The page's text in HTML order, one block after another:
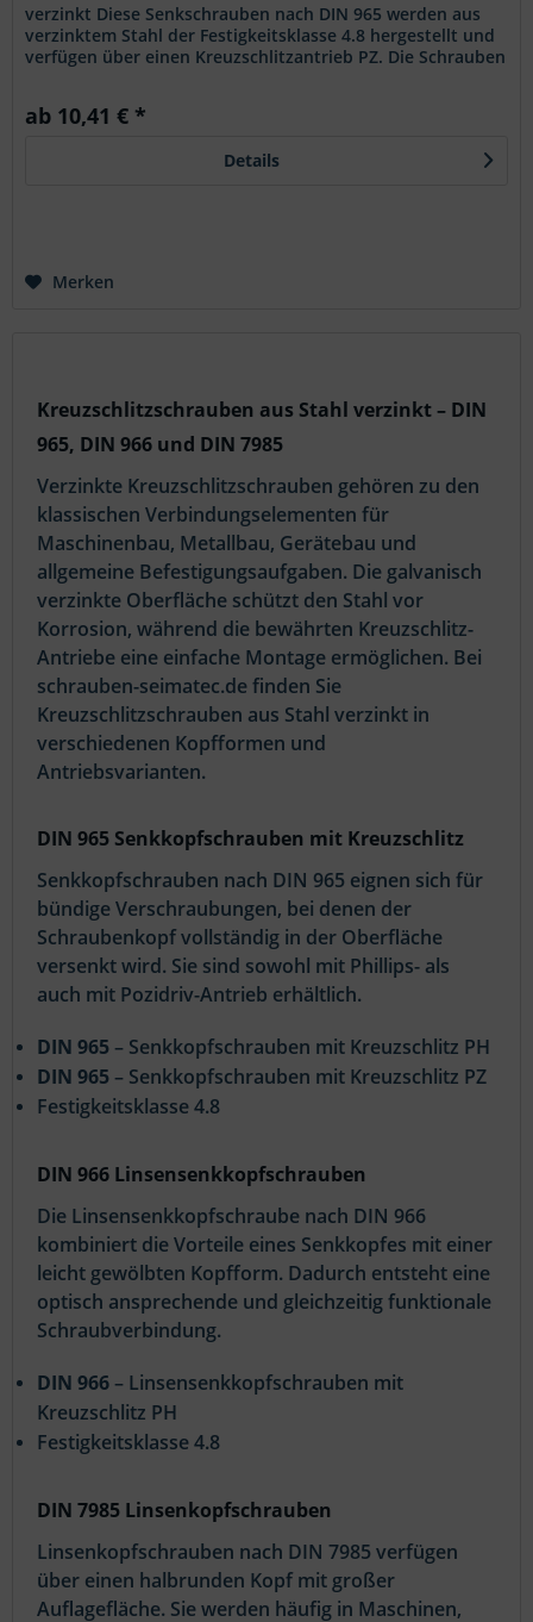
verzinkt Diese Senkschrauben nach DIN 965 werden aus
verzinktem Stahl der Festigkeitsklasse 4.8 hergestellt und
verfügen über einen Kreuzschlitzantrieb PZ. Die Schrauben
ab 10,41 € *
Details
Merken
Kreuzschlitzschrauben aus Stahl verzinkt – DIN
965, DIN 966 und DIN 7985
Verzinkte Kreuzschlitzschrauben gehören zu den
klassischen Verbindungselementen für
Maschinenbau, Metallbau, Gerätebau und
allgemeine Befestigungsaufgaben. Die galvanisch
verzinkte Oberfläche schützt den Stahl vor
Korrosion, während die bewährten Kreuzschlitz-
Antriebe eine einfache Montage ermöglichen. Bei
schrauben-seimatec.de finden Sie
Kreuzschlitzschrauben aus Stahl verzinkt in
verschiedenen Kopfformen und
Antriebsvarianten.
DIN 965 Senkkopfschrauben mit Kreuzschlitz
Senkkopfschrauben nach DIN 965 eignen sich für
bündige Verschraubungen, bei denen der
Schraubenkopf vollständig in der Oberfläche
versenkt wird. Sie sind sowohl mit Phillips- als
auch mit Pozidriv-Antrieb erhältlich.
DIN 965– Senkkopfschrauben mit Kreuzschlitz PH
DIN 965– Senkkopfschrauben mit Kreuzschlitz PZ
Festigkeitsklasse 4.8
DIN 966 Linsensenkkopfschrauben
Die Linsensenkkopfschraube nach DIN 966
kombiniert die Vorteile eines Senkkopfes mit einer
leicht gewölbten Kopfform. Dadurch entsteht eine
optisch ansprechende und gleichzeitig funktionale
Schraubverbindung.
DIN 966– Linsensenkkopfschrauben mit
Kreuzschlitz PH
Festigkeitsklasse 4.8
DIN 7985 Linsenkopfschrauben
Linsenkopfschrauben nach DIN 7985 verfügen
über einen halbrunden Kopf mit großer
Auflagefläche. Sie werden häufig in Maschinen,